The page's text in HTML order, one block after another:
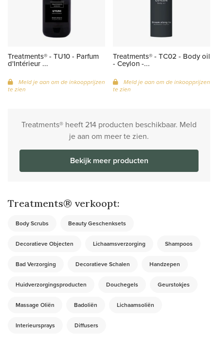
Treatments® - TU10 - Parfum
d'Intérieur ...
Meld je aan om de inkoopprijzen
te zien
Treatments® - TC02 - Body oil
- Ceylon -...
Meld je aan om de inkoopprijzen
te zien
Treatments® heeft 214 producten beschikbaar. Meld
je aan om meer te zien.
Bekijk meer producten
Treatments® verkoopt:
Body Scrubs Beauty Geschenksets
Decoratieve Objecten Lichaamsverzorging Shampoos
Bad Verzorging Decoratieve Schalen Handzepen
Huidverzorgingsproducten Douchegels Geurstokjes
Massage Oliën Badoliën Lichaamsoliën
Interieursprays Diffusers